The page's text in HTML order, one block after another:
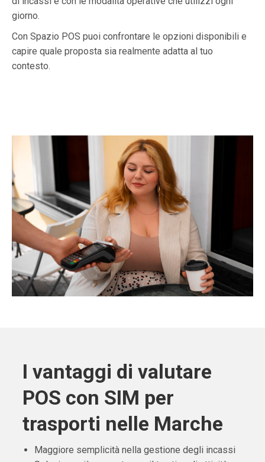
giorno.
Con Spazio POS puoi confrontare le opzioni disponibili e
capire quale proposta sia realmente adatta al tuo
contesto.
I vantaggi di valutare
POS con SIM per
trasporti nelle Marche
Maggiore semplicità nella gestione degli incassi